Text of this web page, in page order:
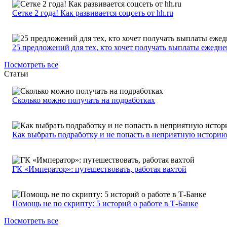
Сетке 2 года! Как развивается соцсеть от hh.ru
25 предложений для тех, кто хочет получать выплаты
Посмотреть все
Статьи
Сколько можно получать на подработках
Как выбрать подработку и не попасть в неприятную историю
ГК «Император»: путешествовать, работая вахтой
Помощь не по скрипту: 5 историй о работе в Т-Банке
Посмотреть все